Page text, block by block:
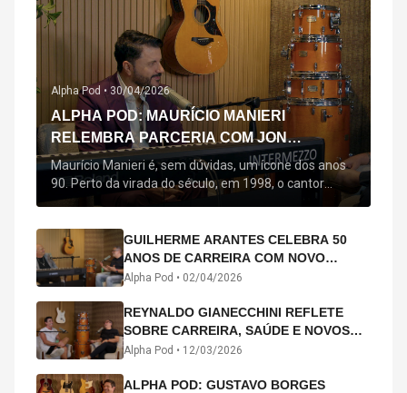
Alpha Pod • 30/04/2026
ALPHA POD: MAURÍCIO MANIERI
RELEMBRA PARCERIA COM JON
SECADA, ORIGEM DE "BEM QUERER" E
MAIS
Maurício Manieri é, sem dúvidas, um ícone dos anos
90. Perto da virada do século, em 1998, o cantor
estreou oficialmente com o seu primeiro disco, "A
acompanham até hoje, quase trinta anos mais tarde:
"Bem Querer" e "Minha Menina". Em 2026, o astro
segue com o […]
GUILHERME ARANTES CELEBRA 50
ANOS DE CARREIRA COM NOVO
ÁLBUM INTERDIMENSIONAL E TURNÊ
Alpha Pod • 02/04/2026
REYNALDO GIANECCHINI REFLETE
SOBRE CARREIRA, SAÚDE E NOVOS
CAMINHOS ARTÍSTICOS NO ALPHA
Alpha Pod • 12/03/2026
ALPHA POD: GUSTAVO BORGES